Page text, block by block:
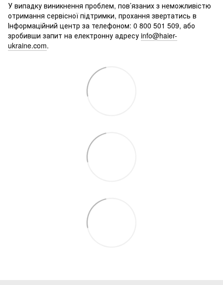
У випадку виникнення проблем, пов’язаних з неможливістю
отримання сервісної підтримки, прохання звертатись в
Інформаційний центр за телефоном: 0 800 501 509, або
зробивши запит на електронну адресу info@haier-
ukraine.com.